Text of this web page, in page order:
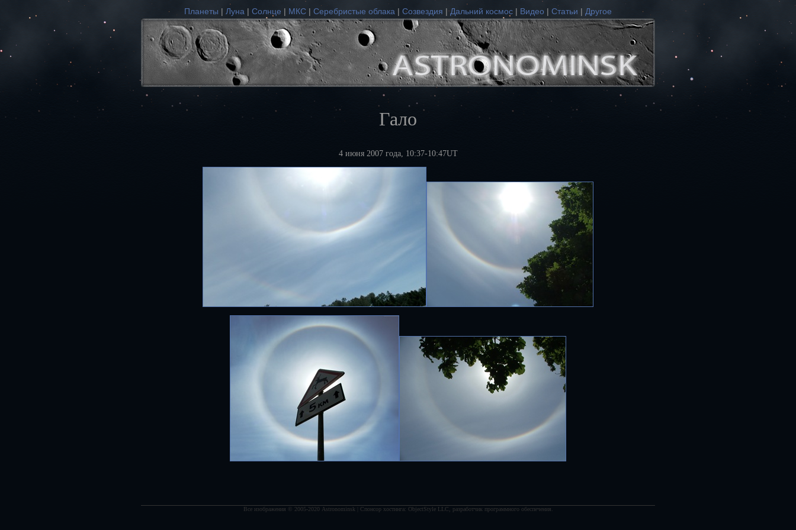
Планеты | Луна | Солнце | МКС | Серебристые облака | Созвездия |Дальний космос | Видео | Статьи | Другое
Гало
4 июня 2007 года, 10:37-10:47UT
Все изображения © 2005-2020 Astronominsk | Спонсор хостинга: ObjectStyle LLC, разработчик программного обеспечения.